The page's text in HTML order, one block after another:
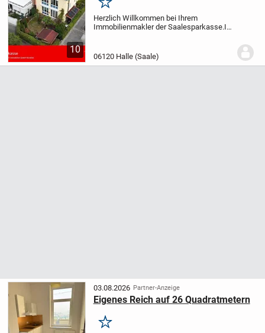
10
Merken
Herzlich Willkommen bei Ihrem
Immobilienmakler der Saalesparkasse.In
Reihenendhaus, das durch seine
attraktive Ecklage, ein...
06120 Halle (Saale)
03.08.2026 Partner-Anzeige
Eigenes Reich auf 26 Quadratmetern
Merken